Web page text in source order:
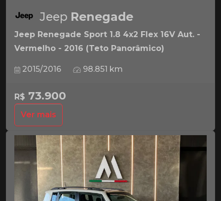
Jeep Renegade
Jeep Renegade Sport 1.8 4x2 Flex 16V Aut. -
Vermelho - 2016 (Teto Panorâmico)
2015/2016 98.851 km
R$ 73.900
Ver mais